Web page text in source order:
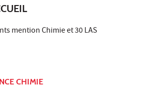
mention Chimie et 30 LAS
CHIMIE